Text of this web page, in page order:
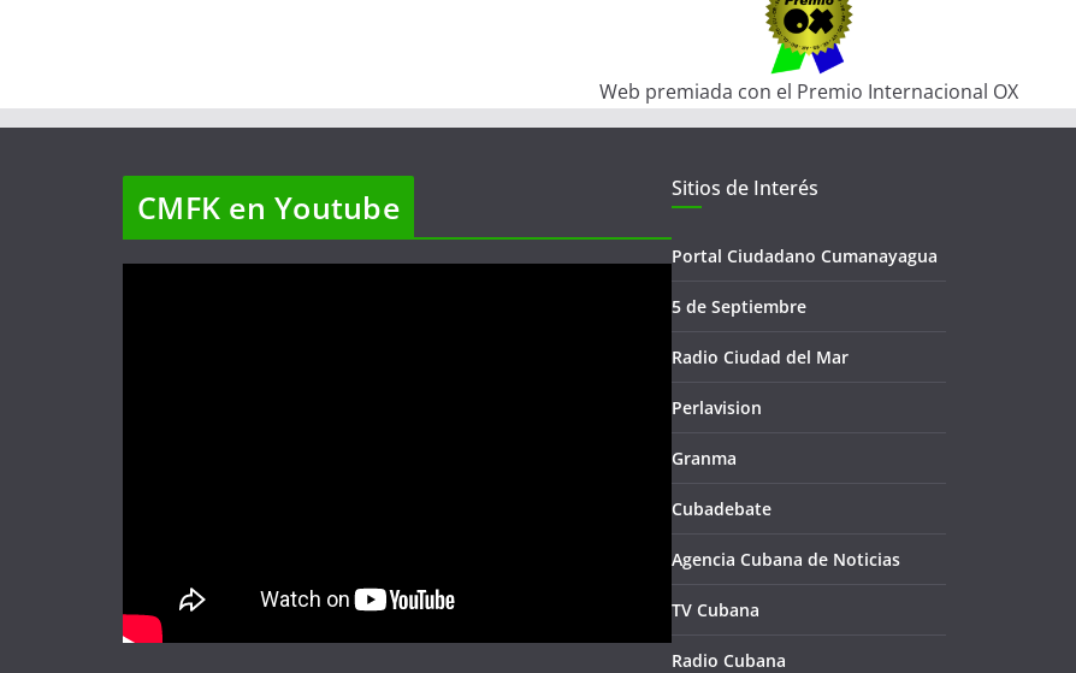
Web premiada con el Premio Internacional OX
CMFK en Youtube Sitios de Interés
Portal Ciudadano Cumanayagua
5 de Septiembre
Radio Ciudad del Mar
Perlavision
Granma
Cubadebate
Agencia Cubana de Noticias
TV Cubana
Radio Cubana